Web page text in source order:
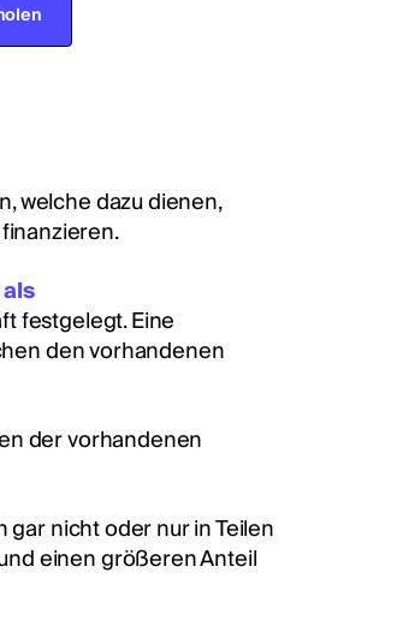
welche dazu dienen,
festgelegt. Eine
den vorhandenen
der vorhandenen
nicht oder nur in Teilen
einen größeren Anteil